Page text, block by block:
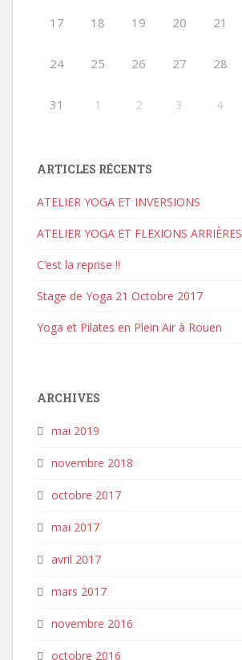
17 18 19 20 21
24 25 26 27 28
31 1 2 3 4
ARTICLES RÉCENTS
ATELIER YOGA ET INVERSIONS
ATELIER YOGA ET FLEXIONS ARRIÈRES
C’est la reprise !!
Stage de Yoga 21 Octobre 2017
Yoga et Pilates en Plein Air à Rouen
ARCHIVES
mai 2019
novembre 2018
octobre 2017
mai 2017
avril 2017
mars 2017
novembre 2016
octobre 2016